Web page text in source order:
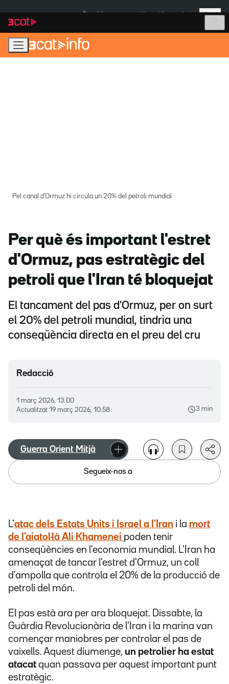
navegació
principal
contingut
Més
Pel canal d'Ormuz hi circula un 20% del petroli mundial
Per què és important l'estret
d'Ormuz, pas estratègic del
petroli que l'Iran té bloquejat
El tancament del pas d'Ormuz, per on surt
el 20% del petroli mundial, tindria una
conseqüència directa en el preu del cru
Redacció
1 març 2026, 13.00
Actualitzat 19 març 2026, 10.58 3 min
Guerra Orient Mitjà
Segueix-nos a
L'atac dels Estats Units i Israel a l'Iran i la mort
de l'aiatol·là Ali Khamenei poden tenir
conseqüències en l'economia mundial. L'Iran ha
amenaçat de tancar l'estret d'Ormuz, un coll
d'ampolla que controla el 20% de la producció de
petroli del món.
El pas està ara per ara bloquejat. Dissabte, la
Guàrdia Revolucionària de l'Iran i la marina van
començar maniobres per controlar el pas de
vaixells. Aquest diumenge, un petrolier ha estat
atacat quan passava per aquest important punt
estratègic.